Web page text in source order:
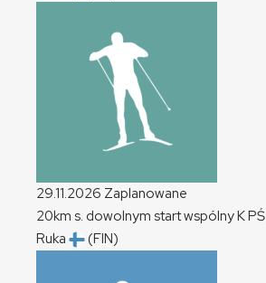
29.11.2026 Zaplanowane
20km s. dowolnym start wspólnyKPŚ
Ruka
(FIN)